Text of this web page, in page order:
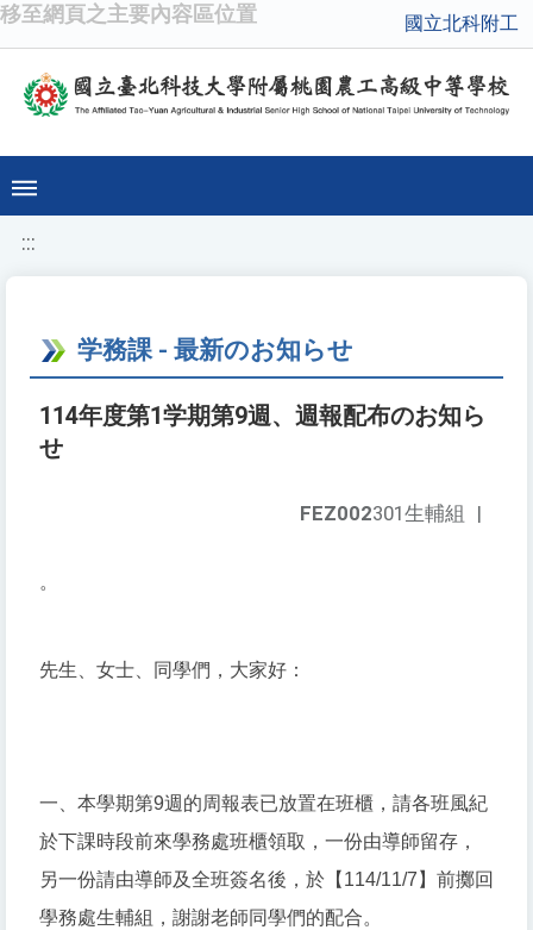
移至網頁之主要內容區位置 國立北科附工
:::
学務課 - 最新のお知らせ
114年度第1学期第9週、週報配布のお知ら
せ
FEZ002301生輔組 |
。
先生、女士、同學們，大家好：
一、本學期第9週的周報表已放置在班櫃，請各班風紀
於下課時段前來學務處班櫃領取，一份由導師留存，
另一份請由導師及全班簽名後，於【114/11/7】前擲回
學務處生輔組，謝謝老師同學們的配合。